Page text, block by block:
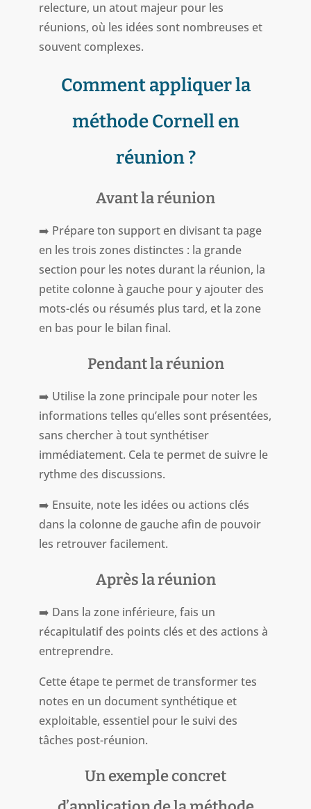
relecture, un atout majeur pour les
réunions, où les idées sont nombreuses et
souvent complexes.
Comment appliquer la
méthode Cornell en
réunion ?
Avant la réunion
➡️ Prépare ton support en divisant ta page
en les trois zones distinctes : la grande
section pour les notes durant la réunion, la
petite colonne à gauche pour y ajouter des
mots-clés ou résumés plus tard, et la zone
en bas pour le bilan final.
Pendant la réunion
➡️ Utilise la zone principale pour noter les
informations telles qu’elles sont présentées,
sans chercher à tout synthétiser
immédiatement. Cela te permet de suivre le
rythme des discussions.
➡️ Ensuite, note les idées ou actions clés
dans la colonne de gauche afin de pouvoir
les retrouver facilement.
Après la réunion
➡️ Dans la zone inférieure, fais un
récapitulatif des points clés et des actions à
entreprendre.
Cette étape te permet de transformer tes
notes en un document synthétique et
exploitable, essentiel pour le suivi des
tâches post-réunion.
Un exemple concret